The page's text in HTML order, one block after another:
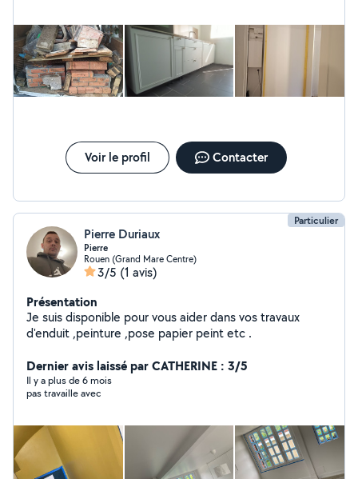
Voir le profil Contacter
Particulier
Pierre Duriaux
Pierre
Rouen (Grand Mare Centre)
3/5 (1 avis)
Présentation
Je suis disponible pour vous aider dans vos travaux
d'enduit ,peinture ,pose papier peint etc .
Dernier avis laissé par CATHERINE : 3/5
Il y a plus de 6 mois
pas travaille avec